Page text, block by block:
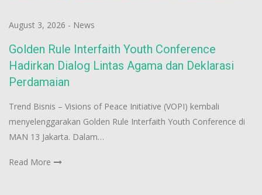
August 3, 2026 - News
Golden Rule Interfaith Youth Conference
Hadirkan Dialog Lintas Agama dan Deklarasi
Perdamaian
Trend Bisnis – Visions of Peace Initiative (VOPI) kembali
menyelenggarakan Golden Rule Interfaith Youth Conference di
MAN 13 Jakarta. Dalam…
Read More